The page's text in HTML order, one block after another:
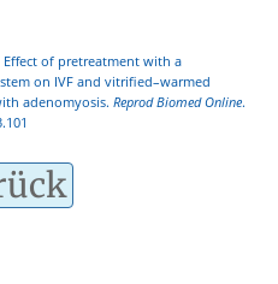
Effect of pretreatment with a
on IVF and vitrified–warmed
adenomyosis. Reprod Biomed Online.